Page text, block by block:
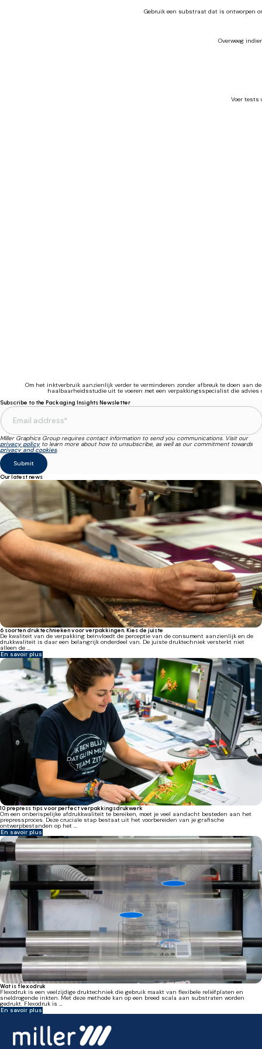
Gebruik een substraat dat is ontworpen
Overweeg
Voer tests
Om het inktverbruik aanzienlijk verder te verminderen zonder afbreuk te doen aan
haalbaarheidsstudie uit te voeren met een verpakkingsspecialist die
Subscribe to the Packaging Insights Newsletter
Miller Graphics Group requires contact information to send you communications. Visit our
privacy policyto learn more about how to unsubscribe, as well as our commitment towards
privacy and cookies.
Our latest news
6 soorten druktechnieken voor verpakkingen. Kies de juiste
De kwaliteit van de verpakking beïnvloedt de perceptie van de consument aanzienlijk en de
drukkwaliteit is daar een belangrijk onderdeel van. De juiste druktechniek versterkt niet
alleen de ...
En savoir plus
10 prepress tips voor perfect verpakkingsdrukwerk
Om een onberispelijke afdrukkwaliteit te bereiken, moet je veel aandacht besteden aan het
prepressproces. Deze cruciale stap bestaat uit het voorbereiden van je grafische
ontwerpbestanden op het ...
En savoir plus
Wat is flexodruk
Flexodruk is een veelzijdige druktechniek die gebruik maakt van flexibele reliëfplaten en
sneldrogende inkten. Met deze methode kan op een breed scala aan substraten worden
gedrukt. Flexodruk is ...
En savoir plus